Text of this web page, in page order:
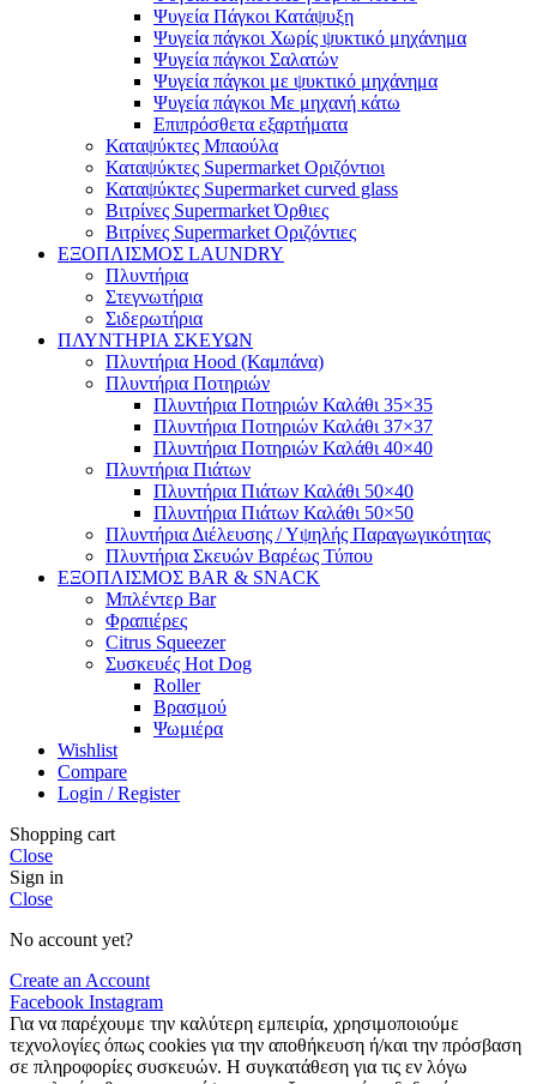
Ψυγεία Πάγκοι Κατάψυξη
Ψυγεία πάγκοι Χωρίς ψυκτικό μηχάνημα
Ψυγεία πάγκοι Σαλατών
Ψυγεία πάγκοι με ψυκτικό μηχάνημα
Ψυγεία πάγκοι Με μηχανή κάτω
Επιπρόσθετα εξαρτήματα
Καταψύκτες Μπαούλα
Καταψύκτες Supermarket Οριζόντιοι
Καταψύκτες Supermarket curved glass
Βιτρίνες Supermarket Όρθιες
Βιτρίνες Supermarket Οριζόντιες
ΕΞΟΠΛΙΣΜΟΣ LAUNDRY
Πλυντήρια
Στεγνωτήρια
Σιδερωτήρια
ΠΛΥΝΤΗΡΙΑ ΣΚΕΥΩΝ
Πλυντήρια Hood (Καμπάνα)
Πλυντήρια Ποτηριών
Πλυντήρια Ποτηριών Καλάθι 35×35
Πλυντήρια Ποτηριών Καλάθι 37×37
Πλυντήρια Ποτηριών Καλάθι 40×40
Πλυντήρια Πιάτων
Πλυντήρια Πιάτων Καλάθι 50×40
Πλυντήρια Πιάτων Καλάθι 50×50
Πλυντήρια Διέλευσης / Υψηλής Παραγωγικότητας
Πλυντήρια Σκευών Βαρέως Τύπου
ΕΞΟΠΛΙΣΜΟΣ BAR & SNACK
Μπλέντερ Bar
Φραπιέρες
Citrus Squeezer
Συσκευές Hot Dog
Roller
Βρασμού
Ψωμιέρα
Wishlist
Compare
Login / Register
Shopping cart
Close
Sign in
Close
No account yet?
Create an Account
Facebook Instagram
Για να παρέχουμε την καλύτερη εμπειρία, χρησιμοποιούμε
τεχνολογίες όπως cookies για την αποθήκευση ή/και την πρόσβαση
σε πληροφορίες συσκευών. Η συγκατάθεση για τις εν λόγω